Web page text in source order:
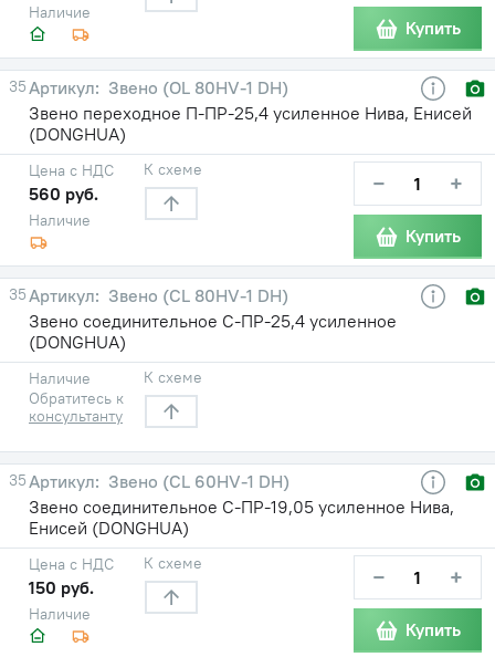
Наличие
Купить
35
Звено (OL 80HV-1 DH)
Звено переходное П-ПР-25,4 усиленное Нива, Енисей
(DONGHUA)
Наличие
Цена с НДС
560 руб.
К схеме − +
Купить
35
Звено (CL 80HV-1 DH)
Звено соединительное С-ПР-25,4 усиленное
(DONGHUA)
Наличие
Обратитесь к
консультанту
К схеме
35
Звено (CL 60HV-1 DH)
Звено соединительное С-ПР-19,05 усиленное Нива,
Енисей (DONGHUA)
Наличие
Цена с НДС
150 руб.
К схеме − +
Купить